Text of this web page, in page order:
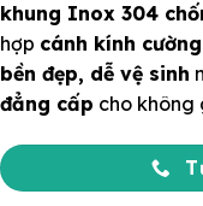
khung Inox 304
hợp cánh kính
bền đẹp, dễ vệ sinh
đẳng cấp cho không